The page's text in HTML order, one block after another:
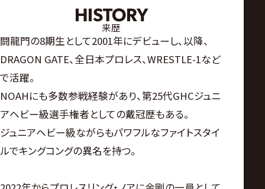
HISTORY
来歴
闘龍門の8期生として2001年にデビューし、以降、
DRAGON GATE、全日本プロレス、WRESTLE-1など
で活躍。
NOAHにも多数参戦経験があり、第25代GHCジュニ
アヘビー級選手権者としての戴冠歴もある。
ジュニアヘビー級ながらもパワフルなファイトスタイ
ルでキングコングの異名を持つ。